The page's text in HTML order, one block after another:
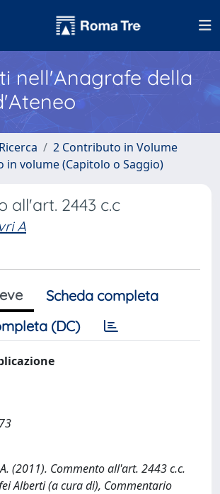
nell'Anagrafe della
2 Contributo in Volume
in volume (Capitolo o Saggio)
all'art. 2443 c.c
A
Scheda completa
(DC)
(2011). Commento all'art. 2443 c.c.
Alberti (a cura di), Commentario